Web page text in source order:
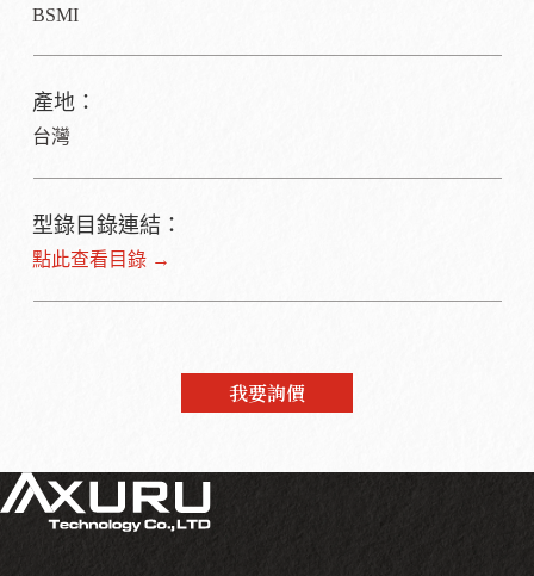
BSMI
產地：
台灣
型錄目錄連結：
點此查看目錄 →
我要詢價